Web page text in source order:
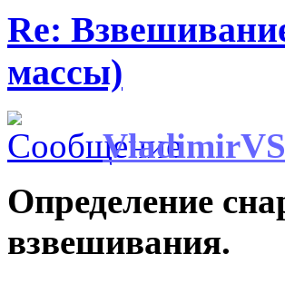
Re:
массы)
VladimirVS
Определение
взвешивания.